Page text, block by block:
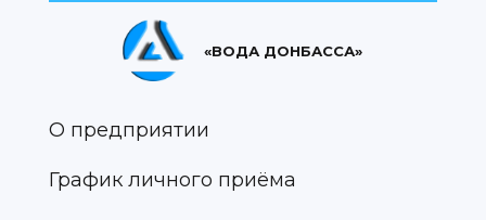
«ВОДА ДОНБАССА»
О предприятии
График личного приёма